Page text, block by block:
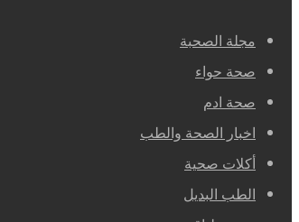
مجلة الصحبة
صحة حواء
صحة ادم
اخبار الصحة والطب
أكلات صحية
الطب البديل